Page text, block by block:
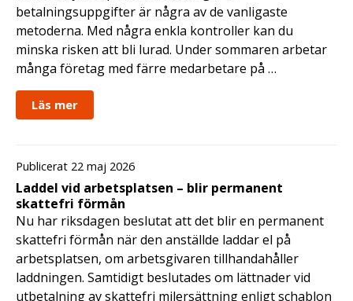
betalningsuppgifter är några av de vanligaste
metoderna. Med några enkla kontroller kan du
minska risken att bli lurad. Under sommaren arbetar
många företag med färre medarbetare på …
Läs mer
Publicerat 22 maj 2026
Laddel vid arbetsplatsen – blir permanent
skattefri förmån
Nu har riksdagen beslutat att det blir en permanent
skattefri förmån när den anställde laddar el på
arbetsplatsen, om arbetsgivaren tillhandahåller
laddningen. Samtidigt beslutades om lättnader vid
utbetalning av skattefri milersättning enligt schablon